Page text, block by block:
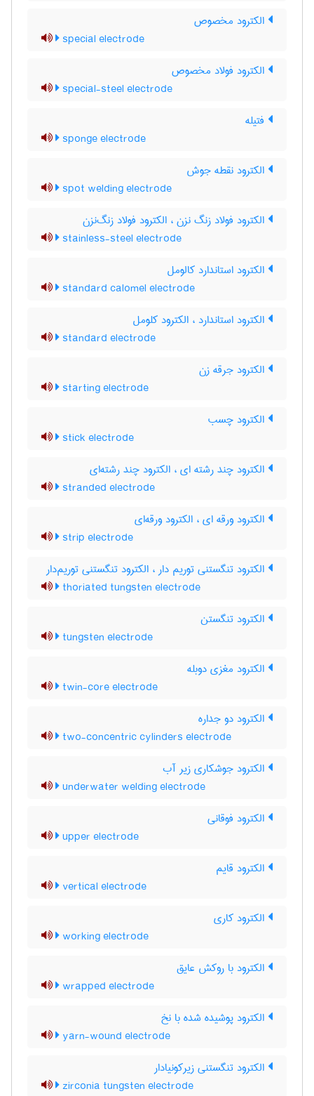
الکترود مخصوص
special electrode
الکترود فولاد مخصوص
special-steel electrode
فتیله
sponge electrode
الکترود نقطه جوش
spot welding electrode
الکترود فولاد زنگ نزن ، الکترود فولاد زنگ‌نزن
stainless-steel electrode
الکترود استاندارد کالومل
standard calomel electrode
الکترود استاندارد ، الکترود کلومل
standard electrode
الکترود جرقه زن
starting electrode
الکترود چسب
stick electrode
الکترود چند رشته ای ، الکترود چند رشته‌ای
stranded electrode
الکترود ورقه ای ، الکترود ورقه‌ای
strip electrode
الکترود تنگستنی توریم دار ، الکترود تنگستنی توریم‌دار
thoriated tungsten electrode
الکترود تنگستن
tungsten electrode
الکترود مغزی دوبله
twin-core electrode
الکترود دو جداره
two-concentric cylinders electrode
الکترود جوشکاری زیر آب
underwater welding electrode
الکترود فوقانی
upper electrode
الکترود قایم
vertical electrode
الکترود کاری
working electrode
الکترود با روکش عایق
wrapped electrode
الکترود پوشیده شده با نخ
yarn-wound electrode
الکترود تنگستنی زیرکونیادار
zirconia tungsten electrode